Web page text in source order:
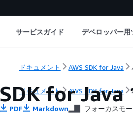
サービスガイド デベロッパー用
ドキュメント AWS SDK for Java
ドキュメント AWS SDK for Java
SDK for Java
PDF Markdown フォーカスモ